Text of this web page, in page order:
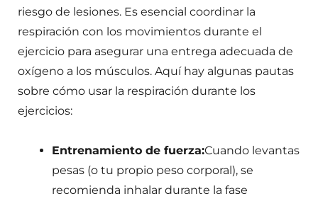
riesgo de lesiones. Es esencial coordinar la
respiración con los movimientos durante el
ejercicio para asegurar una entrega adecuada de
oxígeno a los músculos. Aquí hay algunas pautas
sobre cómo usar la respiración durante los
ejercicios:
Entrenamiento de fuerza:Cuando levantas
pesas (o tu propio peso corporal), se
recomienda inhalar durante la fase